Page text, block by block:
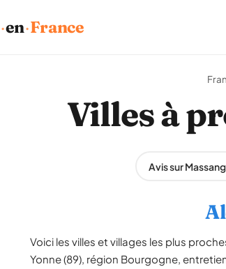
·en·France
Villes à
Avis sur
Voici les villes et villages les plus
Yonne (89), région Bourgogne,